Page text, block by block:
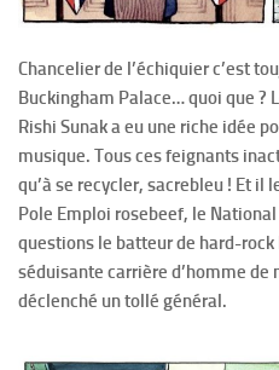
Chancelier de l’échiquier c’est
Buckingham Palace… quoi que ?
Rishi Sunak a eu une riche idée
musique. Tous ces feignants
qu’à se recycler, sacrebleu ! Et il
Pole Emploi rosebeef, le
questions le batteur de hard-
séduisante carrière d’homme
déclenché un tollé général.